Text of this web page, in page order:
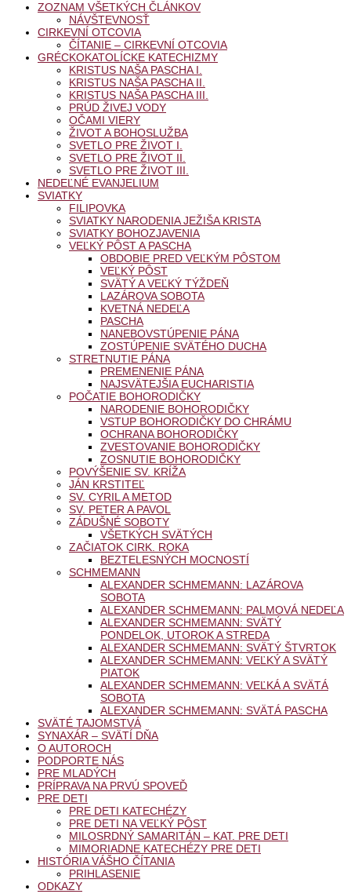
ZOZNAM VŠETKÝCH ČLÁNKOV
NÁVŠTEVNOSŤ
CIRKEVNÍ OTCOVIA
ČÍTANIE – CIRKEVNÍ OTCOVIA
GRÉCKOKATOLÍCKE KATECHIZMY
KRISTUS NAŠA PASCHA I.
KRISTUS NAŠA PASCHA II.
KRISTUS NAŠA PASCHA III.
PRÚD ŽIVEJ VODY
OČAMI VIERY
ŽIVOT A BOHOSLUŽBA
SVETLO PRE ŽIVOT I.
SVETLO PRE ŽIVOT II.
SVETLO PRE ŽIVOT III.
NEDEĽNÉ EVANJELIUM
SVIATKY
FILIPOVKA
SVIATKY NARODENIA JEŽIŠA KRISTA
SVIATKY BOHOZJAVENIA
VEĽKÝ PÔST A PASCHA
OBDOBIE PRED VEĽKÝM PÔSTOM
VEĽKÝ PÔST
SVÄTÝ A VEĽKÝ TÝŽDEŇ
LAZÁROVA SOBOTA
KVETNÁ NEDEĽA
PASCHA
NANEBOVSTÚPENIE PÁNA
ZOSTÚPENIE SVÄTÉHO DUCHA
STRETNUTIE PÁNA
PREMENENIE PÁNA
NAJSVÄTEJŠIA EUCHARISTIA
POČATIE BOHORODIČKY
NARODENIE BOHORODIČKY
VSTUP BOHORODIČKY DO CHRÁMU
OCHRANA BOHORODIČKY
ZVESTOVANIE BOHORODIČKY
ZOSNUTIE BOHORODIČKY
POVÝŠENIE SV. KRÍŽA
JÁN KRSTITEĽ
SV. CYRIL A METOD
SV. PETER A PAVOL
ZÁDUŠNÉ SOBOTY
VŠETKÝCH SVÄTÝCH
ZAČIATOK CIRK. ROKA
BEZTELESNÝCH MOCNOSTÍ
SCHMEMANN
ALEXANDER SCHMEMANN: LAZÁROVA
SOBOTA
ALEXANDER SCHMEMANN: PALMOVÁ NEDEĽA
ALEXANDER SCHMEMANN: SVÄTÝ
PONDELOK, UTOROK A STREDA
ALEXANDER SCHMEMANN: SVÄTÝ ŠTVRTOK
ALEXANDER SCHMEMANN: VEĽKÝ A SVÄTÝ
PIATOK
ALEXANDER SCHMEMANN: VEĽKÁ A SVÄTÁ
SOBOTA
ALEXANDER SCHMEMANN: SVÄTÁ PASCHA
SVÄTÉ TAJOMSTVÁ
SYNAXÁR – SVÄTÍ DŇA
O AUTOROCH
PODPORTE NÁS
PRE MLADÝCH
PRÍPRAVA NA PRVÚ SPOVEĎ
PRE DETI
PRE DETI KATECHÉZY
PRE DETI NA VEĽKÝ PÔST
MILOSRDNÝ SAMARITÁN – KAT. PRE DETI
MIMORIADNE KATECHÉZY PRE DETI
HISTÓRIA VÁŠHO ČÍTANIA
PRIHLASENIE
ODKAZY